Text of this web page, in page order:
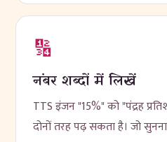
🔢
नंबर शब्दों में लिखें
TTS इंजन "15%" को "पंद्रह
दोनों तरह पढ़ सकता है। जो